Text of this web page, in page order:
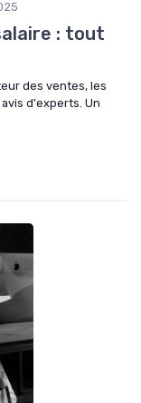
: tout
des ventes, les
d'experts. Un